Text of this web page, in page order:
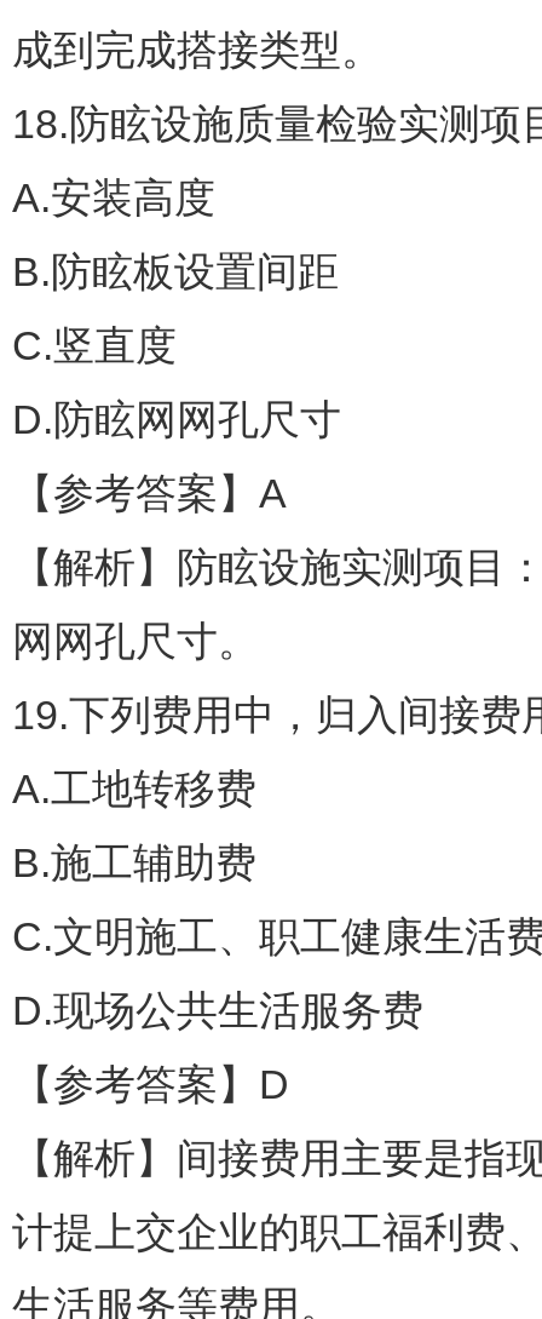
成到完成搭接类型。
18.防眩设施质量检验实测项
A.安装高度
B.防眩板设置间距
C.竖直度
D.防眩网网孔尺寸
【参考答案】A
【解析】防眩设施实测项
网网孔尺寸。
19.下列费用中，归入间接费
A.工地转移费
B.施工辅助费
C.文明施工、职工健康生活
D.现场公共生活服务费
【参考答案】D
【解析】间接费用主要是指
计提上交企业的职工福利费
生活服务等费用。